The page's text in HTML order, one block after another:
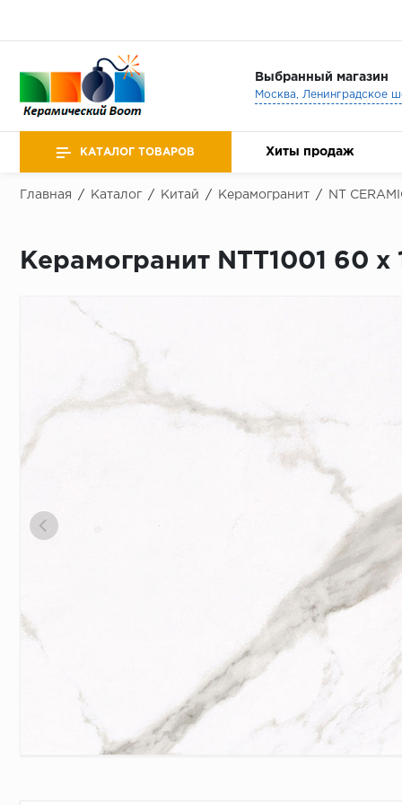
Выбранный магазин
КАТАЛОГ ТОВАРОВ Хиты продаж
Главная / Каталог / Китай / Керамогранит / NT
Керамогранит NTT1001 60